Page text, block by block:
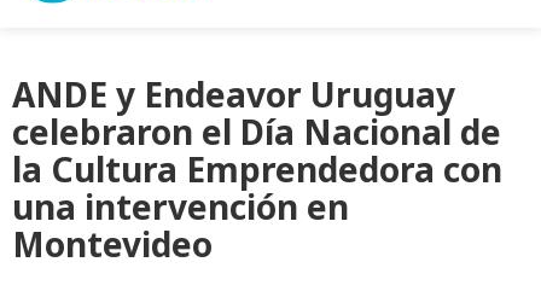
ANDE y Endeavor Uruguay
celebraron el Día Nacional de
la Cultura Emprendedora con
una intervención en
Montevideo